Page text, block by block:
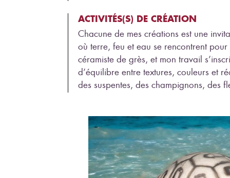
ACTIVITÉS(S) DE CRÉATION
Chacune de mes créations est une
où terre, feu et eau se rencontrent
céramiste de grès, et mon travail
d’équilibre entre textures, couleurs et
des suspentes, des champignons, des